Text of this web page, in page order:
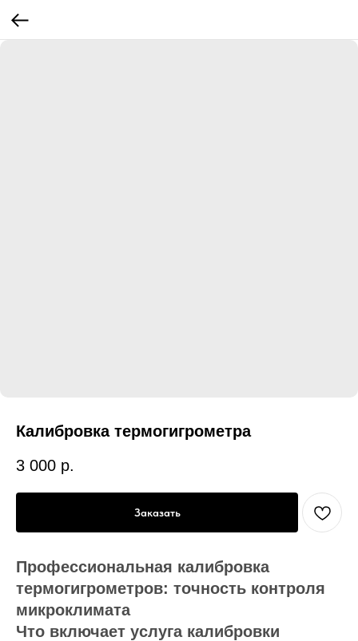
Калибровка термогигрометра
3 000 р.
Заказать
Профессиональная калибровка
термогигрометров: точность контроля
микроклимата
Что включает услуга калибровки